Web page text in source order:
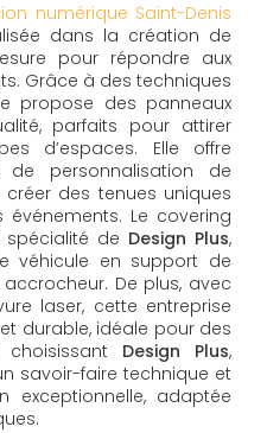
numérique Saint-Denis
dans la création de
pour répondre aux
Grâce à des techniques
propose des panneaux
parfaits pour attirer
d’espaces. Elle offre
de personnalisation de
des tenues uniques
Le covering
de Design Plus,
véhicule en support de
De plus, avec
laser, cette entreprise
durable, idéale pour des
choisissant Design Plus,
savoir-faire technique et
exceptionnelle, adaptée